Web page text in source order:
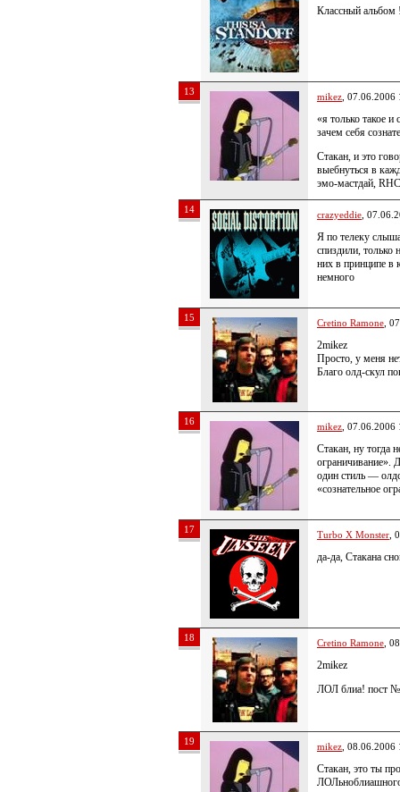
Классный
13 mikez , 07.06.2006
«я только такое
зачем себя
Стакан, и это
выебнуться в
эмо-мастдай,
14 crazyeddie ,
Я по телеку
спиздили,
них в принципе в
немного
15 Cretino Ramone ,
2mikez
Просто, у меня
Благо олд-скул
16 mikez , 07.06.2006
Стакан, ну тогда
ограничивание».
один стиль —
«сознательное
17 Turbo X Monster ,
да-да, Стакана
18 Cretino Ramone ,
2mikez
ЛОЛ блиа! пост
19 mikez , 08.06.2006
Стакан, это ты